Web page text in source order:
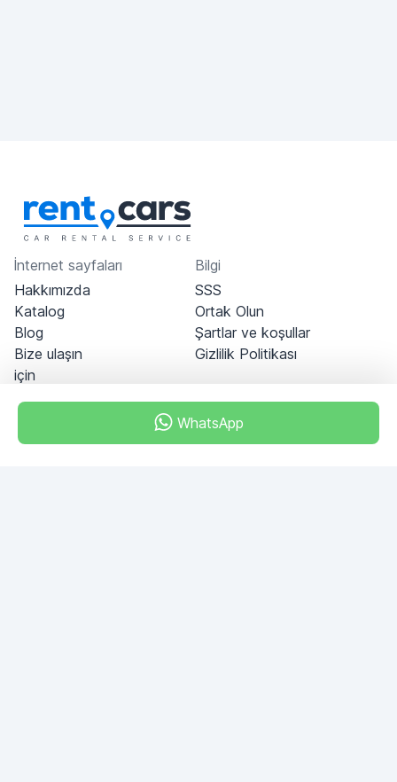
WhatsApp
İnternet sayfaları
Hakkımızda
Katalog
Blog
Bize ulaşın
için
Bilgi
SSS
Ortak Olun
Şartlar ve koşullar
Gizlilik Politikası
ALBAHAR building